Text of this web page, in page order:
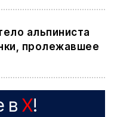
альпиниста
пролежавшее
в X!